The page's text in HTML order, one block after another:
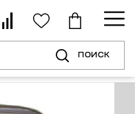
ПОИСК
индивидуальной защиты